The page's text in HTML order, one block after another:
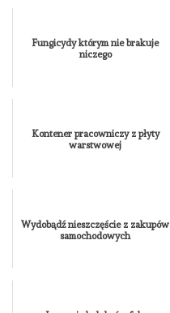
Fungicydy którym nie brakuje
niczego
Kontener pracowniczy z płyty
warstwowej
Wydobądź nieszczęście z zakupów
samochodowych